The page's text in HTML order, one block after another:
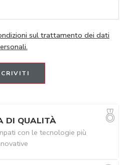
sul trattamento dei dati
DI QUALITÀ
con le tecnologie più